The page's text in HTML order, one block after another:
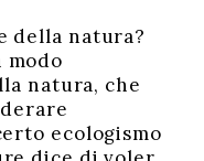
della natura?
modo
natura, che
ecologismo